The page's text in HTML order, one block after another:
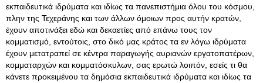
εκπαιδευτικά ιδρύματα και ιδίως τα πανεπιστήμια όλου του κόσμου,
πλην της Τεχεράνης και των άλλων όμοιων προς αυτήν κρατών,
έχουν αποτινάξει εδώ και δεκαετίες από επάνω τους τον
κομματισμό, εντούτοις, στο δικό μας κράτος τα εν λόγω ιδρύματα
έχουν μετατραπεί σε κέντρα παραγωγής αυριανών εργατοπατέρων,
κομματαρχών και κομματόσκυλων, σας ερωτώ λοιπόν, εσείς τι θα
κάνετε προκειμένου τα δημόσια εκπαιδευτικά ιδρύματα και ιδίως τα